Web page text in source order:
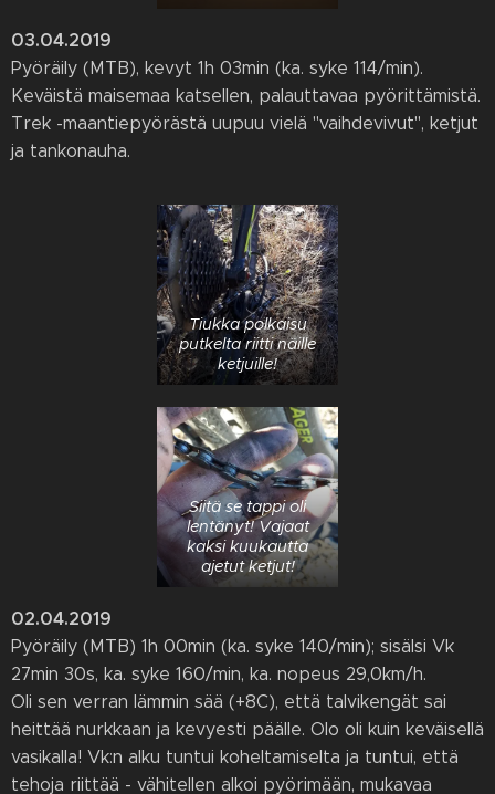
03.04.2019
Pyöräily (MTB), kevyt 1h 03min (ka. syke 114/min).
Keväistä maisemaa katsellen, palauttavaa pyörittämistä.
Trek -maantiepyörästä uupuu vielä "vaihdevivut", ketjut
ja tankonauha.
Tiukka polkaisu
putkelta riitti näille
ketjuille!
Siitä se tappi oli
lentänyt! Vajaat
kaksi kuukautta
ajetut ketjut!
02.04.2019
Pyöräily (MTB) 1h 00min (ka. syke 140/min); sisälsi Vk
27min 30s, ka. syke 160/min, ka. nopeus 29,0km/h.
Oli sen verran lämmin sää (+8C), että talvikengät sai
heittää nurkkaan ja kevyesti päälle. Olo oli kuin keväisellä
vasikalla! Vk:n alku tuntui koheltamiselta ja tuntui, että
tehoja riittää - vähitellen alkoi pyörimään, mukavaa